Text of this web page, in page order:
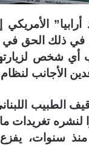
في ذلك الحق في
أي شخص
الأجانب
الطبيب
لنشره
منذ سنوات،